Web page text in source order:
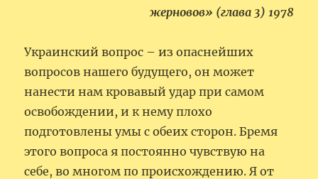
жерновов» (глава 3) 1978
Украинский вопрос – из опаснейших
вопросов нашего будущего, он может
нанести нам кровавый удар при самом
освобождении, и к нему плохо
подготовлены умы с обеих сторон. Бремя
этого вопроса я постоянно чувствую на
себе, во многом по происхождению. Я от